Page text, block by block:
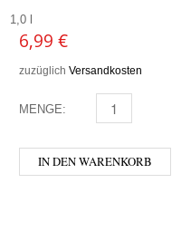
1,0 l
6,99 €
zuzüglich Versandkosten
MENGE: AUGUSTINER
IN DEN WARENKORB